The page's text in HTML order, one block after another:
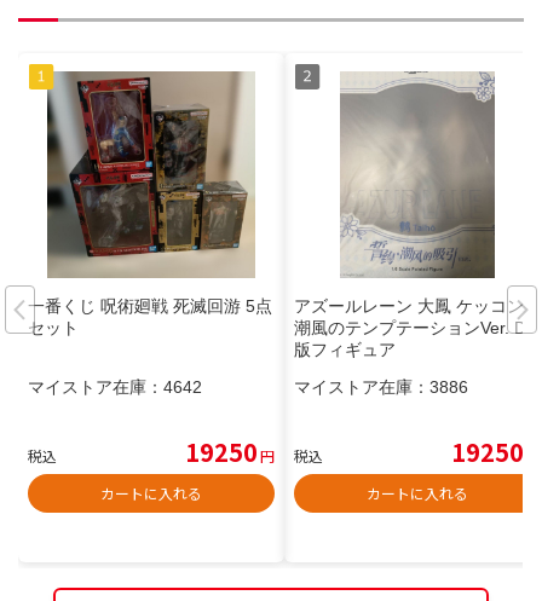
一番くじ 呪術廻戦 死滅回游 5点
セット
マイストア在庫： 4642
税込 19250円
カートに入れる
アズールレーン 大鳳 ケッコン・
潮風のテンプテーションVer. DX
版フィギュア
マイストア在庫： 3886
税込 19250
カートに入れる